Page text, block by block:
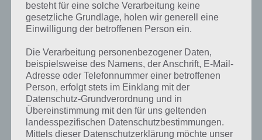
besteht für eine solche Verarbeitung keine
gesetzliche Grundlage, holen wir generell eine
Einwilligung der betroffenen Person ein.
Die Verarbeitung personenbezogener Daten,
beispielsweise des Namens, der Anschrift, E-Mail-
Adresse oder Telefonnummer einer betroffenen
Person, erfolgt stets im Einklang mit der
Datenschutz-Grundverordnung und in
Übereinstimmung mit den für uns geltenden
landesspezifischen Datenschutzbestimmungen.
Mittels dieser Datenschutzerklärung möchte unser